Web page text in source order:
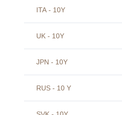
ITA - 10Y
UK - 10Y
JPN - 10Y
RUS - 10 Y